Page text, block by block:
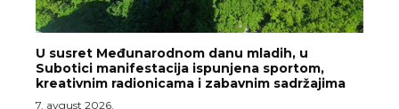
U susret Međunarodnom danu mladih, u
Subotici manifestacija ispunjena sportom,
kreativnim radionicama i zabavnim sadržajima
7. avgust 2026.